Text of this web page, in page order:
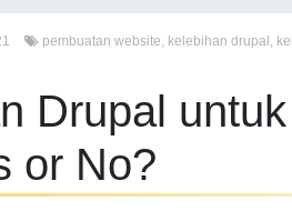
pembuatan website, kelebihan drupal ,
Drupal
or No?